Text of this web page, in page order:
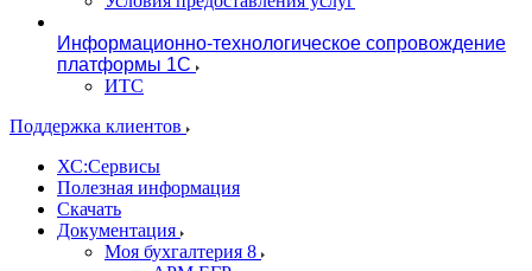
Информационно-технологическое сопровождение
платформы 1С
ИТС
Поддержка клиентов
ХС:Сервисы
Полезная информация
Скачать
Документация
Моя бухгалтерия 8